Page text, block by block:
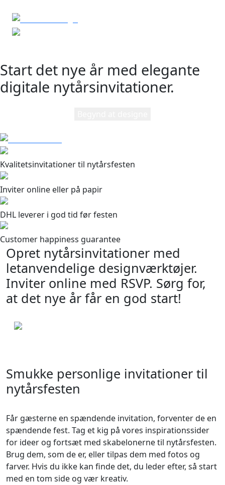
Start det nye år med elegante
digitale nytårsinvitationer.
Kvalitetsinvitationer til nytårsfesten
Inviter online eller på papir
DHL leverer i god tid før festen
Customer happiness guarantee
Opret nytårsinvitationer med
letanvendelige designværktøjer.
Inviter online med RSVP. Sørg for,
at det nye år får en god start!
Smukke personlige invitationer til
nytårsfesten
Får gæsterne en spændende invitation, forventer de en
spændende fest. Tag et kig på vores inspirationssider
for ideer og fortsæt med skabelonerne til nytårsfesten.
Brug dem, som de er, eller tilpas dem med fotos og
farver. Hvis du ikke kan finde det, du leder efter, så start
med en tom side og vær kreativ.